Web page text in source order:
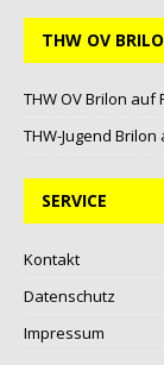
THW OV
THW OV Brilon auf
THW-Jugend
SERVICE
Kontakt
Datenschutz
Impressum